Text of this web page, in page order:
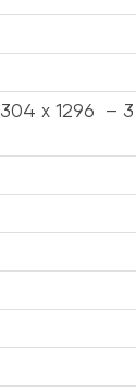
x 1296 –